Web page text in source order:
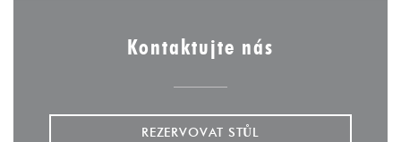
Kontaktujte nás
REZERVOVAT STŮL